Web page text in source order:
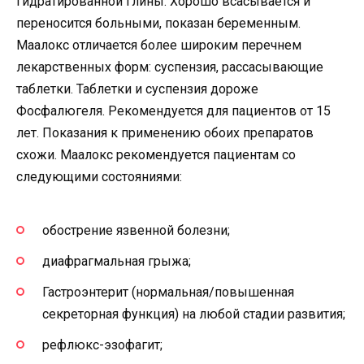
переносится больными, показан беременным.
Маалокс отличается более широким перечнем
лекарственных форм: суспензия, рассасывающие
таблетки. Таблетки и суспензия дороже
Фосфалюгеля. Рекомендуется для пациентов от 15
лет. Показания к применению обоих препаратов
схожи. Маалокс рекомендуется пациентам со
следующими состояниями:
обострение язвенной болезни;
диафрагмальная грыжа;
Гастроэнтерит (нормальная/повышенная
секреторная функция) на любой стадии развития;
рефлюкс-эзофагит;